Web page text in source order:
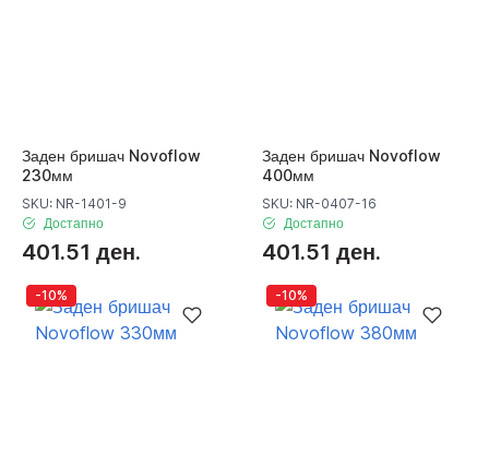
Заден бришач Novoflow
230мм
SKU: NR-1401-9
Достапно
401.51 ден.
Заден бришач Novoflow
400мм
SKU: NR-0407-16
Достапно
401.51 ден.
-10% -10%